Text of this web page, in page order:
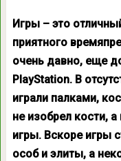
Игры – это
приятного
очень давно, еще
PlayStation. В
играли палками,
не изобрел кости,
игры. Вскоре игры
особ и элиты, а